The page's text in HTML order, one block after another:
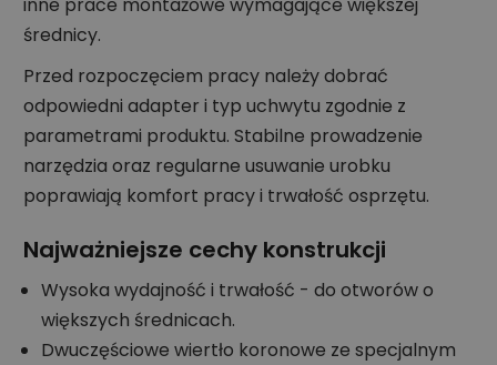
średnicy.
Przed rozpoczęciem pracy należy dobrać
odpowiedni adapter i typ uchwytu zgodnie z
parametrami produktu. Stabilne prowadzenie
narzędzia oraz regularne usuwanie urobku
poprawiają komfort pracy i trwałość osprzętu.
Najważniejsze cechy konstrukcji
Wysoka wydajność i trwałość - do otworów o
większych średnicach.
Dwuczęściowe wiertło koronowe ze specjalnym